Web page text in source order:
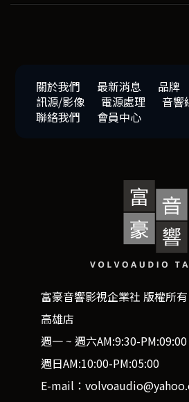
關於我們 最新消息 品牌
訊源/影像
電源處理 音響
聯絡我們
會員中心
富豪音響影視企業社 版權所有
高雄店
週一 ~ 週六AM:9:30-PM:09:00
週日AM:10:00-PM:05:00
E-mail：